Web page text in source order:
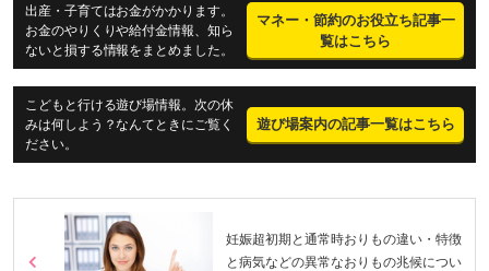
出産・子育てはお金がかかります。
お金のやりくりや給付金情報、知ら
ないと損する情報をまとめました。
マネー・節約のお役立ち記事一
覧はこちら
こどもと行ける遊び場情報。次の休
みは何しよう？なんてときにご覧く
ださい。
遊び場案内の記事一覧はこちら
妊娠超初期と通常時おりもの違い・特徴
と病気などの異常なおりもの兆候につい